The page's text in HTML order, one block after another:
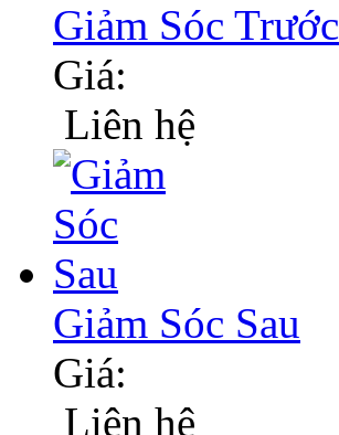
Giảm Sóc Trước
Giá:
Liên hệ
Giảm Sóc Sau
Giá:
Liên hệ